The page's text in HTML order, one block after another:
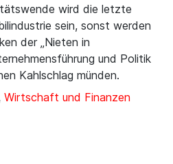
wird die letzte
sein, sonst werden
der „Nieten in
und Politik
Kahlschlag münden.
Wirtschaft und Finanzen